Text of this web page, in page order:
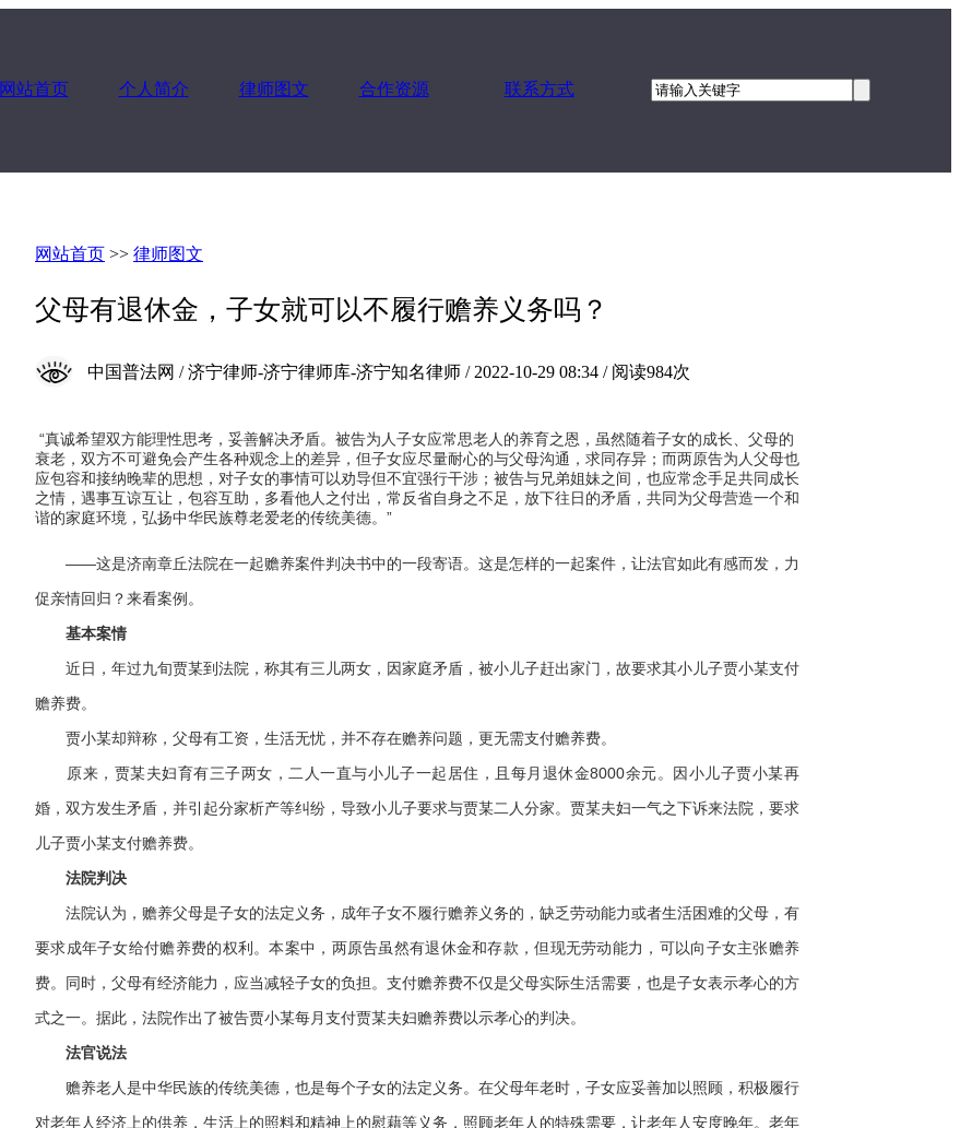
网站首页 个人简介 律师图文 合作资源 联系方式
网站首页 >> 律师图文
父母有退休金，子女就可以不履行赡养义务吗？
中国普法网 / 济宁律师-济宁律师库-济宁知名律师 / 2022-10-29 08:34 / 阅读984次
“真诚希望双方能理性思考，妥善解决矛盾。被告为人子女应常思老人的养育之恩，虽然随着子女的成长、父母的
衰老，双方不可避免会产生各种观念上的差异，但子女应尽量耐心的与父母沟通，求同存异；而两原告为人父母也
应包容和接纳晚辈的思想，对子女的事情可以劝导但不宜强行干涉；被告与兄弟姐妹之间，也应常念手足共同成长
之情，遇事互谅互让，包容互助，多看他人之付出，常反省自身之不足，放下往日的矛盾，共同为父母营造一个和
谐的家庭环境，弘扬中华民族尊老爱老的传统美德。”
——这是济南章丘法院在一起赡养案件判决书中的一段寄语。这是怎样的一起案件，让法官如此有感而发，力
促亲情回归？来看案例。
基本案情
近日，年过九旬贾某到法院，称其有三儿两女，因家庭矛盾，被小儿子赶出家门，故要求其小儿子贾小某支付
赡养费。
贾小某却辩称，父母有工资，生活无忧，并不存在赡养问题，更无需支付赡养费。
原来，贾某夫妇育有三子两女，二人一直与小儿子一起居住，且每月退休金8000余元。因小儿子贾小某再
婚，双方发生矛盾，并引起分家析产等纠纷，导致小儿子要求与贾某二人分家。贾某夫妇一气之下诉来法院，要求
儿子贾小某支付赡养费。
法院判决
法院认为，赡养父母是子女的法定义务，成年子女不履行赡养义务的，缺乏劳动能力或者生活困难的父母，有
要求成年子女给付赡养费的权利。本案中，两原告虽然有退休金和存款，但现无劳动能力，可以向子女主张赡养
费。同时，父母有经济能力，应当减轻子女的负担。支付赡养费不仅是父母实际生活需要，也是子女表示孝心的方
式之一。据此，法院作出了被告贾小某每月支付贾某夫妇赡养费以示孝心的判决。
法官说法
赡养老人是中华民族的传统美德，也是每个子女的法定义务。在父母年老时，子女应妥善加以照顾，积极履行
对老年人经济上的供养，生活上的照料和精神上的慰藉等义务，照顾老年人的特殊需要，让老年人安度晚年。老年